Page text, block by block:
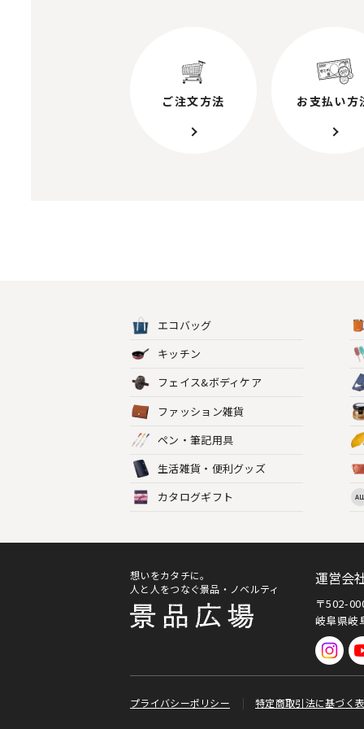
ご注文方法 お支払い方
エコバッグ
キッチン
フェイス&ボディケア
ファッション雑貨
ペン・筆記用具
生活雑貨・便利グッズ
カタログギフト
想いをカタチに。
人と人をつなぐ景品・ノベルティ
運営会
〒502-
岐阜県岐
プライバシーポリシー 特定商取引法に基づく